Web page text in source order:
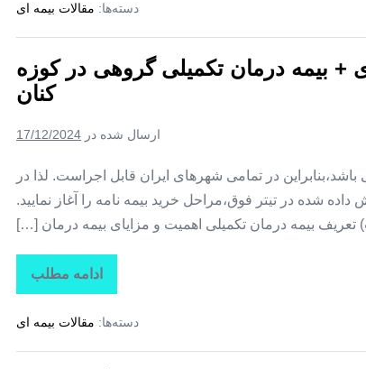
بیمه
درمان
+
بیمه
درمان
در
دسته‌ها: مقالات بیمه ای
+ بیمه درمان تکمیلی گروهی در کوزه
کنان
ارسال شده در 17/12/2024
باشد،بنابراین در تمامی شهرهای ایران قابل اجراست. لذا در
شده در تیتر فوق،مراحل خرید بیمه نامه را آغاز نمایید.
بیمه درمان تکمیلی اهمیت و مزایای بیمه درمان […]
ادامه مطلب
تاراز
بیمه
بیمه
درمان
دسته‌ها: مقالات بیمه ای